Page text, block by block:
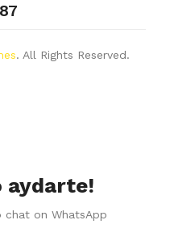
. All Rights Reserved.
aydarte!
on WhatsApp